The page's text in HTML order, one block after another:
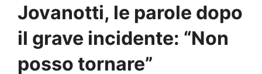
Jovanotti, le parole dopo
il grave incidente: “Non
posso tornare”